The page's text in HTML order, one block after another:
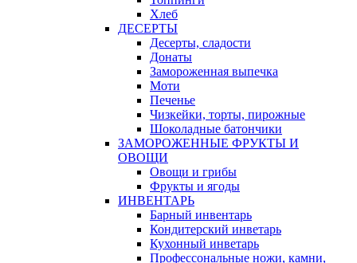
Хлеб
ДЕСЕРТЫ
Десерты, сладости
Донаты
Замороженная выпечка
Моти
Печенье
Чизкейки, торты, пирожные
Шоколадные батончики
ЗАМОРОЖЕННЫЕ ФРУКТЫ И
ОВОЩИ
Овощи и грибы
Фрукты и ягоды
ИНВЕНТАРЬ
Барный инвентарь
Кондитерский инветарь
Кухонный инветарь
Профессональные ножи, камни,